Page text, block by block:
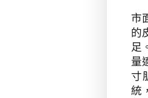
市
的
足
量
寸
統